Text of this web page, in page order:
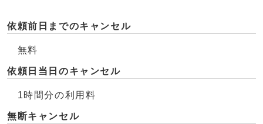
依頼前日までのキャンセル
無料
依頼日当日のキャンセル
1時間分の利用料
無断キャンセル